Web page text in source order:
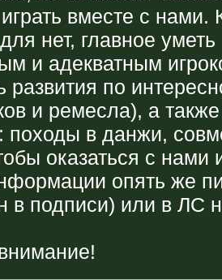
вместе с нами.
нет, главное уметь
и адекватным
развития по
и ремесла), а также
походы в данжи,
оказаться с нами
опять же
в подписи) или в ЛС